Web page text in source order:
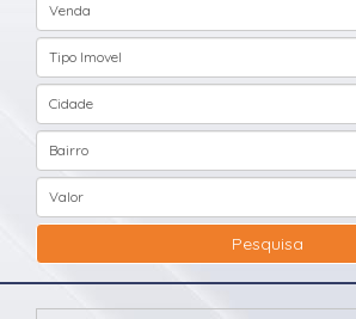
Venda
Tipo Imovel
Cidade
Bairro
Valor
Pesquisa